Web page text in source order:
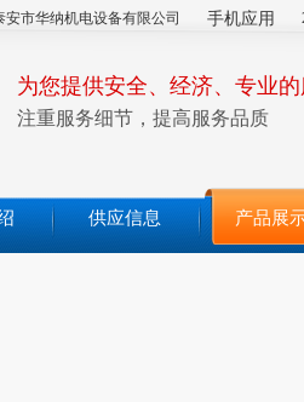
安市华纳机电设备有限公司 手机应用
为您提供安全、经济、专业
注重服务细节，提高服务品质
供应信息 产品展